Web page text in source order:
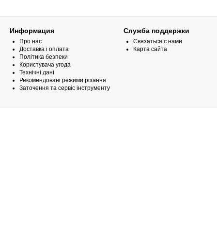
Информация
Про нас
Доставка і оплата
Політика безпеки
Користувача угода
Технічні дані
Рекомендовані режими різання
Заточення та сервіс інструменту
Служба поддержки
Связаться с нами
Карта сайта